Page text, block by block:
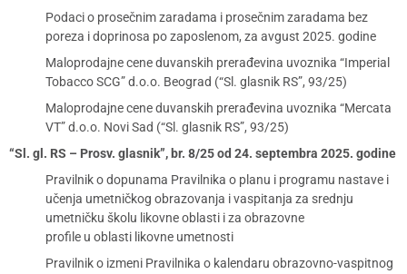
Podaci o prosečnim zaradama i prosečnim zaradama bez
poreza i doprinosa po zaposlenom, za avgust 2025. godine
Maloprodajne cene duvanskih prerađevina uvoznika “Imperial
Tobacco SCG” d.o.o. Beograd (“Sl. glasnik RS”, 93/25)
Maloprodajne cene duvanskih prerađevina uvoznika “Mercata
VT” d.o.o. Novi Sad (“Sl. glasnik RS”, 93/25)
“Sl. gl. RS – Prosv. glasnik”, br. 8/25 od 24. septembra 2025. godine
Pravilnik o dopunama Pravilnika o planu i programu nastave i
učenja umetničkog obrazovanja i vaspitanja za srednju
umetničku školu likovne oblasti i za obrazovne
profile u oblasti likovne umetnosti
Pravilnik o izmeni Pravilnika o kalendaru obrazovno-vaspitnog